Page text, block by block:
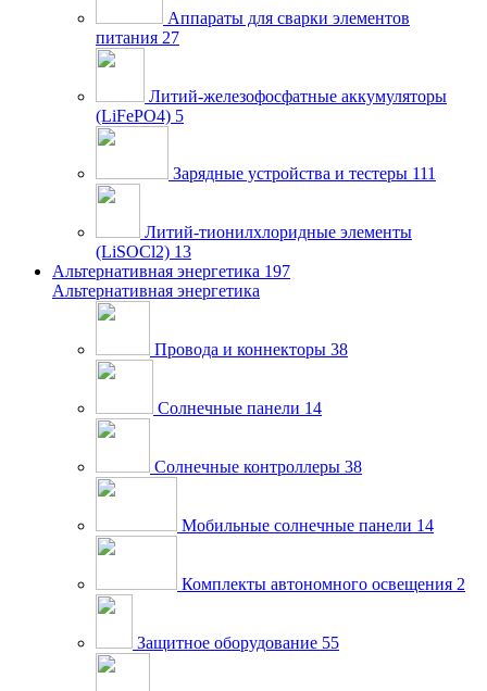
Аппараты для сварки элементов
питания 27
Литий-железофосфатные аккумуляторы
(LiFePO4) 5
Зарядные устройства и тестеры 111
Литий-тионилхлоридные элементы
(LiSOCl2) 13
Альтернативная энергетика 197
Альтернативная энергетика
Провода и коннекторы 38
Солнечные панели 14
Солнечные контроллеры 38
Мобильные солнечные панели 14
Комплекты автономного освещения 2
Защитное оборудование 55